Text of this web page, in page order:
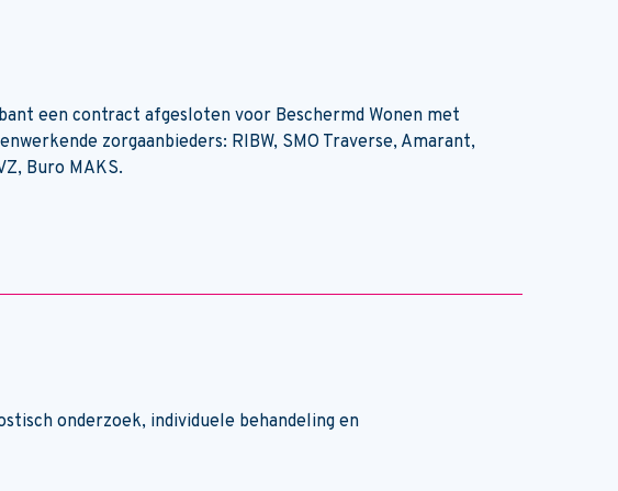
een contract afgesloten voor Beschermd Wonen met
zorgaanbieders: RIBW, SMO Traverse, Amarant,
Buro MAKS.
onderzoek, individuele behandeling en